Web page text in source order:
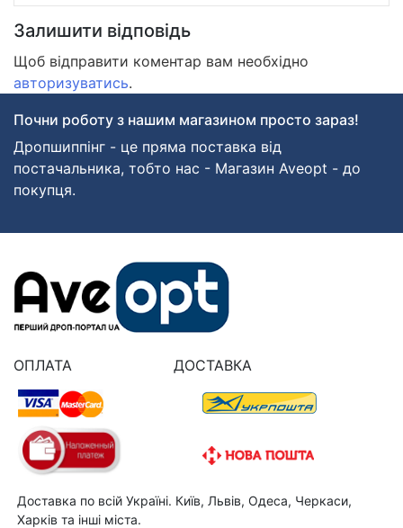
Залишити відповідь
Щоб відправити коментар вам необхідно
авторизуватись.
Почни роботу з нашим магазином просто зараз!
Дропшиппінг - це пряма поставка від
постачальника, тобто нас - Магазин Aveopt - до
покупця.
ОПЛАТА ДОСТАВКА
Доставка по всій Україні. Київ, Львів, Одеса, Черкаси,
Харків та інші міста.